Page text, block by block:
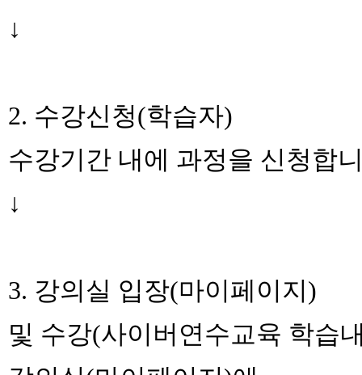
↓
2. 수강신청(학습자)
수강기간 내에 과정을 신청합
↓
3. 강의실 입장(마이페이지)
및 수강(사이버연수교육 학습